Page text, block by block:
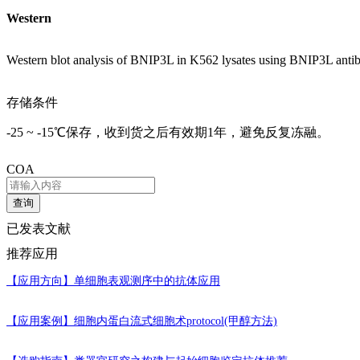
Western
Western blot analysis of BNIP3L in K562 lysates using BNIP3L
存储条件
-25 ~ -15℃保存，收到货之后有效期1年，避免反复冻融。
COA
查询
已发表文献
推荐应用
【应用方向】 单细胞表观测序中的抗体应用
【应用案例】 细胞内蛋白流式细胞术protocol(甲醇方法)